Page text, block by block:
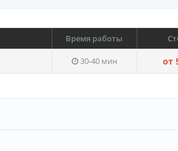
Время работы
30-40 мин от